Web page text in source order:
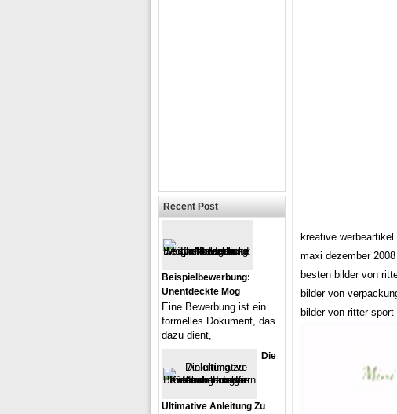
kreative
maxi dezember
besten bilder von
bilder von
bilder von ritter
Recent Post
Beispielbewerbung:
Unentdeckte Mög
Eine Bewerbung ist ein
formelles Dokument, das
dazu dient,
Die
Ultimative Anleitung Zu